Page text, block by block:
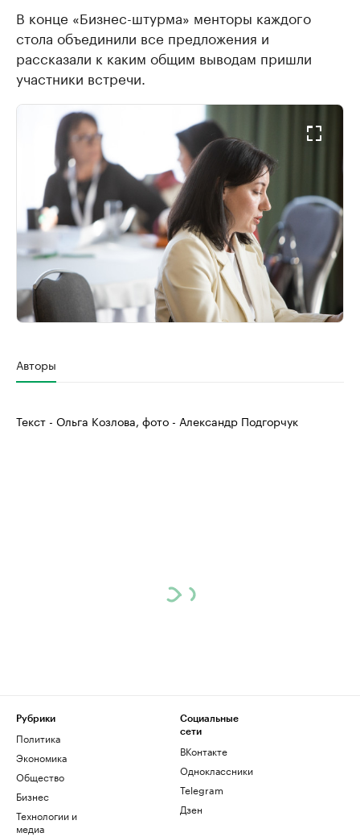
В конце «Бизнес-штурма» менторы каждого
стола объединили все предложения и
рассказали к каким общим выводам пришли
участники встречи.
Авторы
Текст - Ольга Козлова, фото - Александр Подгорчук
Рубрики
Политика
Экономика
Общество
Бизнес
Технологии и
медиа
Социальные
сети
ВКонтакте
Одноклассники
Telegram
Дзен